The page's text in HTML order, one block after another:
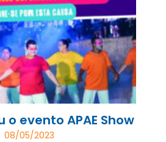
o evento APAE Show
08/05/2023